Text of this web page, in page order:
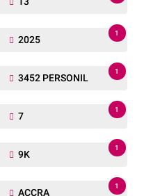
2025
1
3452 PERSONIL
1
7
1
9K
1
ACCRA
1